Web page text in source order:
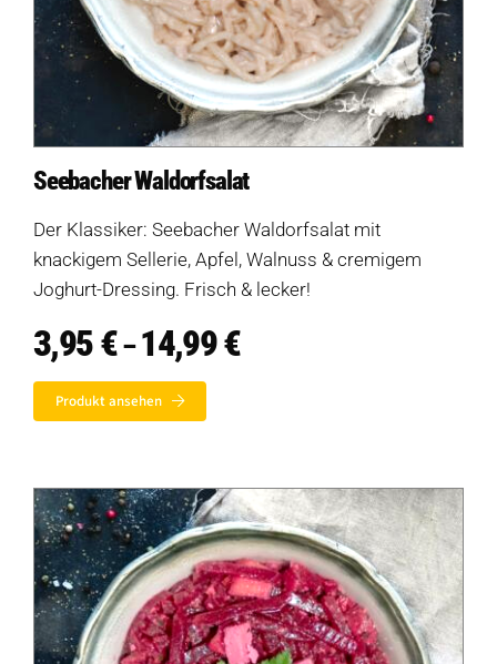
Seebacher Waldorfsalat
Der Klassiker: Seebacher Waldorfsalat mit
knackigem Sellerie, Apfel, Walnuss & cremigem
Joghurt-Dressing. Frisch & lecker!
3,95€ –14,99€Preisspanne:
3,95 €
Produkt ansehen